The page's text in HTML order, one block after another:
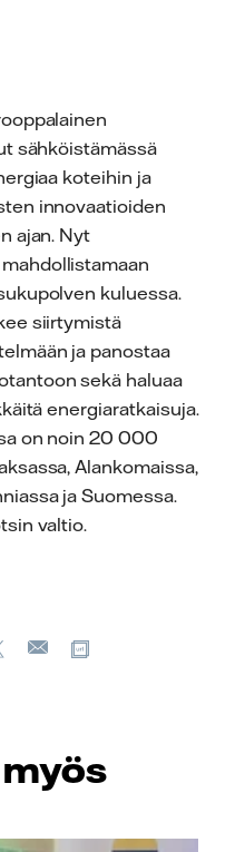
sähköistämässä
koteihin ja
innovaatioiden
ajan. Nyt
kuluessa.
siirtymistä
ja panostaa
sekä haluaa
energiaratkaisuja.
on noin 20 000
Alankomaissa,
ja Suomessa.
valtio.
Sähköposti